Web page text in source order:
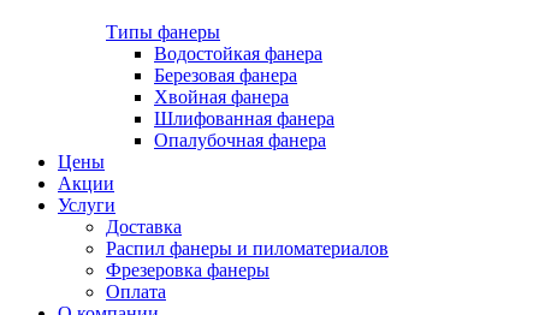
Типы фанеры
Водостойкая фанера
Березовая фанера
Хвойная фанера
Шлифованная фанера
Опалубочная фанера
Цены
Акции
Услуги
Доставка
Распил фанеры и пиломатериалов
Фрезеровка фанеры
Оплата